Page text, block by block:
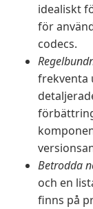
idealiskt
för
codecs.
frekventa
Betrodda
och en
finns på